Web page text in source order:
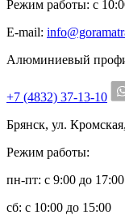
Режим работы: c
E-mail:
Алюминиевый
+7 (4832) 37-13-10
Брянск, ул.
Режим работы:
пн-пт: c 9:00 до 17:00
сб: c 10:00 до 15:00